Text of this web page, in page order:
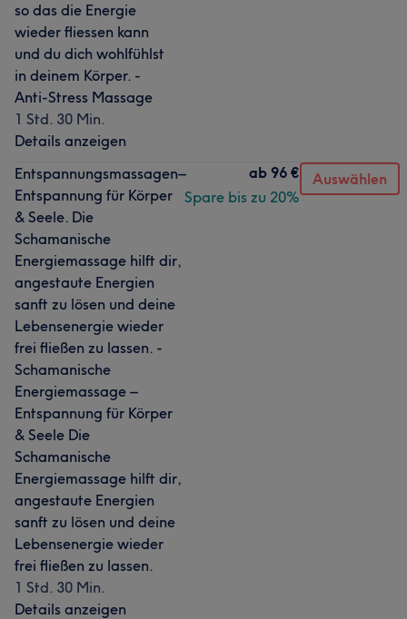
so das die Energie
wieder fliessen kann
und du dich wohlfühlst
in deinem Körper. -
Anti-Stress Massage
1 Std. 30 Min.
Details anzeigen
Entspannungsmassagen–
Entspannung für Körper
& Seele. Die
Schamanische
Energiemassage hilft dir,
angestaute Energien
sanft zu lösen und deine
Lebensenergie wieder
frei fließen zu lassen. -
Schamanische
Energiemassage –
Entspannung für Körper
& Seele Die
Schamanische
Energiemassage hilft dir,
angestaute Energien
sanft zu lösen und deine
Lebensenergie wieder
frei fließen zu lassen.
1 Std. 30 Min.
Details anzeigen
ab 96 €
Spare bis zu 20%
Auswählen